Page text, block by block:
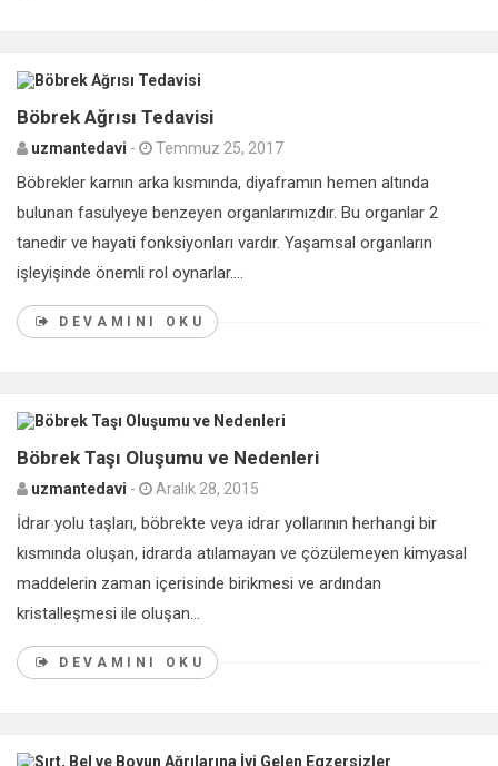
Böbrek Ağrısı Tedavisi
uzmantedavi - Temmuz 25, 2017
Böbrekler karnın arka kısmında, diyaframın hemen altında
bulunan fasulyeye benzeyen organlarımızdır. Bu organlar 2
tanedir ve hayati fonksiyonları vardır. Yaşamsal organların
işleyişinde önemli rol oynarlar....
DEVAMINI OKU
Böbrek Taşı Oluşumu ve Nedenleri
uzmantedavi - Aralık 28, 2015
İdrar yolu taşları, böbrekte veya idrar yollarının herhangi bir
kısmında oluşan, idrarda atılamayan ve çözülemeyen kimyasal
maddelerin zaman içerisinde birikmesi ve ardından
kristalleşmesi ile oluşan...
DEVAMINI OKU